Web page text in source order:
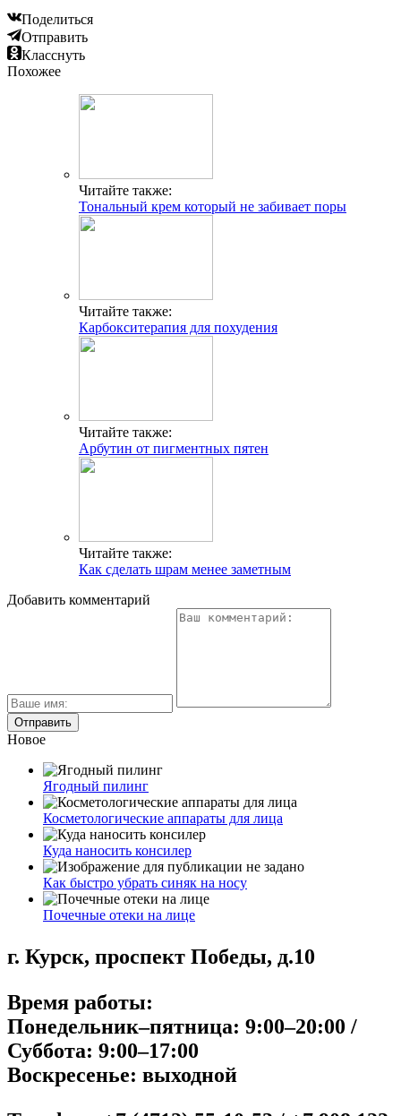
Поделиться
Отправить
Класснуть
Похожее
Читайте также:
Тональный крем который не забивает поры
Читайте также:
Карбокситерапия для похудения
Читайте также:
Арбутин от пигментных пятен
Читайте также:
Как сделать шрам менее заметным
Добавить комментарий
Новое
Ягодный пилинг
Косметологические аппараты для лица
Куда наносить консилер
Как быстро убрать синяк на носу
Почечные отеки на лице
г. Курск, проспект Победы, д.10
Время работы:
Понедельник–пятница: 9:00–20:00 /
Суббота: 9:00–17:00
Воскресенье: выходной